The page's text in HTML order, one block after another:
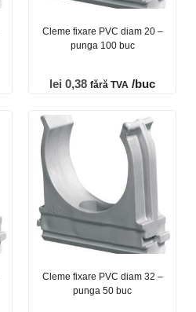
Cleme fixare PVC diam 20 –
punga 100 buc
lei 0,38 fără TVA /buc
Cleme fixare PVC diam 32 –
punga 50 buc